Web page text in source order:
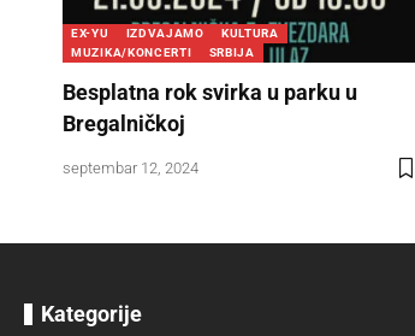
EX-YU IZDVAJAMO
KULTURA
MUZIKA/KONCERTI
SRBIJA
Besplatna rok svirka u parku u
Bregalničkoj
septembar 12, 2024
Kategorije